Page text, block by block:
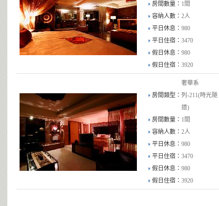
房間數量： 1間
容納人數： 2人
平日休息： 980
平日住宿： 3470
假日休息： 980
假日住宿： 3920
房間類型：
奢華系
列-211(時光隧
道)
房間數量： 1間
容納人數： 2人
平日休息： 980
平日住宿： 3470
假日休息： 980
假日住宿： 3920